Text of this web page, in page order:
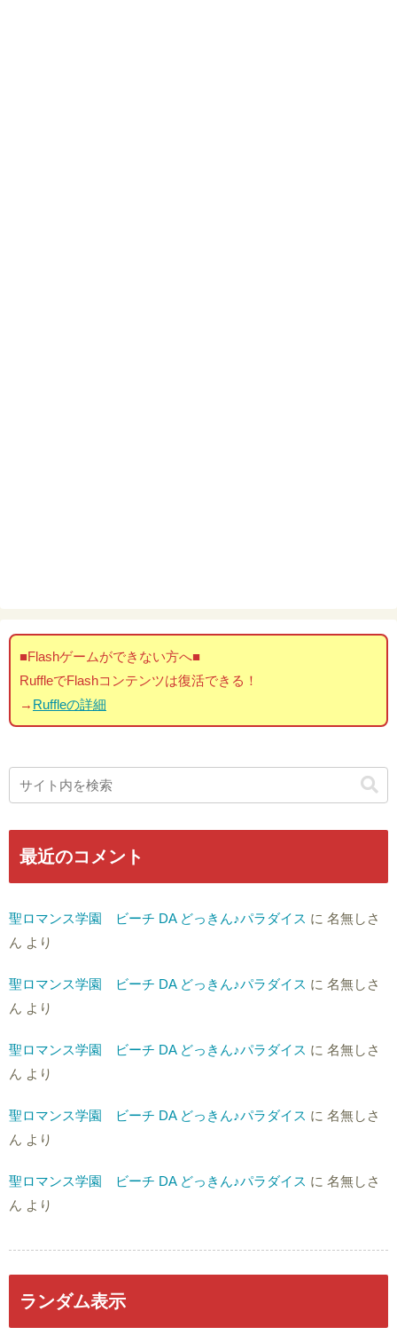
■Flashゲームができない方へ■
RuffleでFlashコンテンツは復活できる！
→ Ruffleの詳細
最近のコメント
聖ロマンス学園 ビーチ DA どっきん♪パラダイス に 名無しさ
ん より
聖ロマンス学園 ビーチ DA どっきん♪パラダイス に 名無しさ
ん より
聖ロマンス学園 ビーチ DA どっきん♪パラダイス に 名無しさ
ん より
聖ロマンス学園 ビーチ DA どっきん♪パラダイス に 名無しさ
ん より
聖ロマンス学園 ビーチ DA どっきん♪パラダイス に 名無しさ
ん より
ランダム表示